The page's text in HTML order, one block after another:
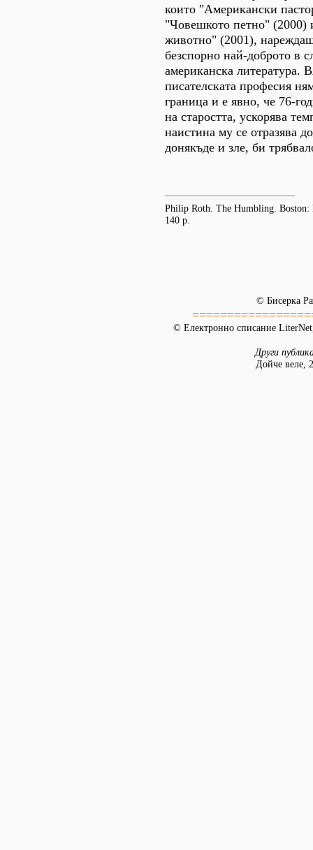
които "Американски
"Човешкото петно"
животно" (2001),
безспорно най-доброто в
американска литература.
писателската професия
граница и е явно, че 76-
на старостта, ускорява
наистина му се отразява
донякъде и зле, би
Philip Roth. The Humbling.
140 p.
© Бисерка
© Електронно списание
Други
Дойче веле,